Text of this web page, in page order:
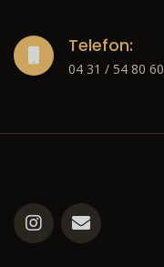
Telefon:
04 31 / 54 80 60